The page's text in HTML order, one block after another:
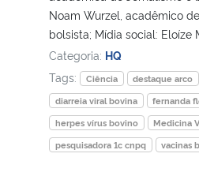
Ministério de Minas e Energia
Ministério do Meio Ambiente
Ministério do Turismo
Noam Wurzel, acadêmico
bolsista; Mídia social: Eloíze
Categoria: HQ
Tags:
Ciência destaque arco
diarreia viral bovina
fernanda
herpes vírus bovino
Medicina
pesquisadora 1c cnpq
vacinas